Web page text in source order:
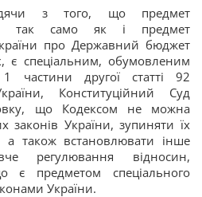
з того, що предмет
так само як і предмет
про Державний бюджет
є спеціальним, обумовленим
частини другої статті 92
Конституційний Суд
що Кодексом не можна
законів України, зупиняти їх
а також встановлювати інше
регулювання відносин,
є предметом спеціального
України.